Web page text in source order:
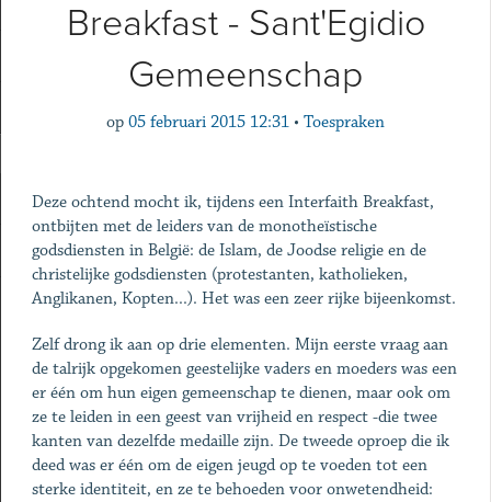
Breakfast - Sant'Egidio
Gemeenschap
op 05 februari 2015 12:31 • Toespraken
Deze ochtend mocht ik, tijdens een Interfaith Breakfast,
ontbijten met de leiders van de monotheïstische
godsdiensten in België: de Islam, de Joodse religie en de
christelijke godsdiensten (protestanten, katholieken,
Anglikanen, Kopten...). Het was een zeer rijke bijeenkomst.
Zelf drong ik aan op drie elementen. Mijn eerste vraag aan
de talrijk opgekomen geestelijke vaders en moeders was een
er één om hun eigen gemeenschap te dienen, maar ook om
ze te leiden in een geest van vrijheid en respect -die twee
kanten van dezelfde medaille zijn. De tweede oproep die ik
deed was er één om de eigen jeugd op te voeden tot een
sterke identiteit, en ze te behoeden voor onwetendheid: